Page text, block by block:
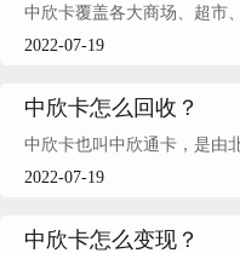
中欣卡覆盖各大商场、超市
2022-07-19
中欣卡怎么回收？
中欣卡也叫中欣通卡，是由
2022-07-19
中欣卡怎么变现？